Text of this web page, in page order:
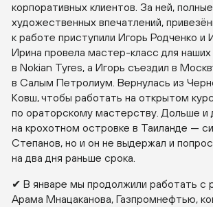
корпоративных клиентов. За ней, полные
художественных впечатлений,
к работе приступили Игорь Родченко и
Ирина провела мастер-класс для
в Nokian Tyres, а Игорь съездил в
в Салым Петролиум. Вернулась из
Ковш, чтобы работать на открытом
по ораторскому мастерству. Дольше и
на крохотном островке в Таиланде —
Степанов, но и он не выдержал и
на два дня раньше срока.
✔ В январе мы продолжили работать с
Арама Мнацаканова, Газпромнефтью,